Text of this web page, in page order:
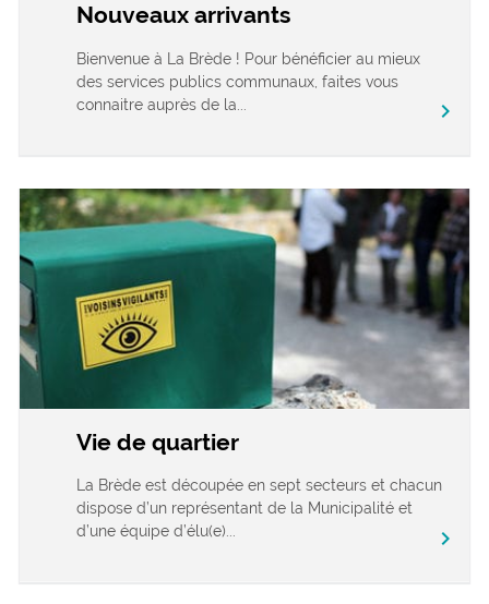
Nouveaux arrivants
Bienvenue à La Brède ! Pour bénéficier au mieux
des services publics communaux, faites vous
connaitre auprès de la...
chevron_right
Vie de quartier
La Brède est découpée en sept secteurs et chacun
dispose d’un représentant de la Municipalité et
d’une équipe d’élu(e)...
chevron_right